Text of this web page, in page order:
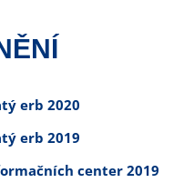
erb 2020
erb 2019
center 2019